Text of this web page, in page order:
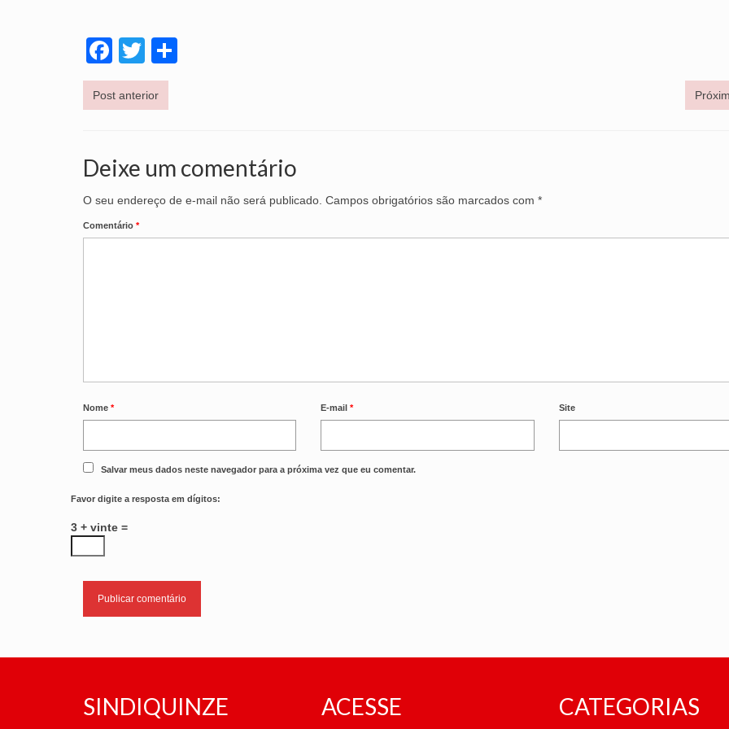
Facebook
Twitter
Post anterior
Deixe um comentário
O seu endereço de e-mail não será publicado. Campos obrigatórios são marcados com *
Comentário *
Nome * E-mail* Site
Salvar meus dados neste navegador para a próxima vez que eu comentar.
Favor digite a resposta em dígitos:
3 + vinte =
SINDIQUINZE ACESSE CATEGORIAS